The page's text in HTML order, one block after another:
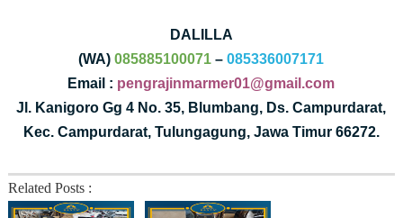
DALILLA
(WA)085885100071 –085336007171
Email : pengrajinmarmer01@gmail.com
Jl. Kanigoro Gg 4 No. 35, Blumbang, Ds. Campurdarat,
Kec. Campurdarat, Tulungagung, Jawa Timur 66272.
Related Posts :